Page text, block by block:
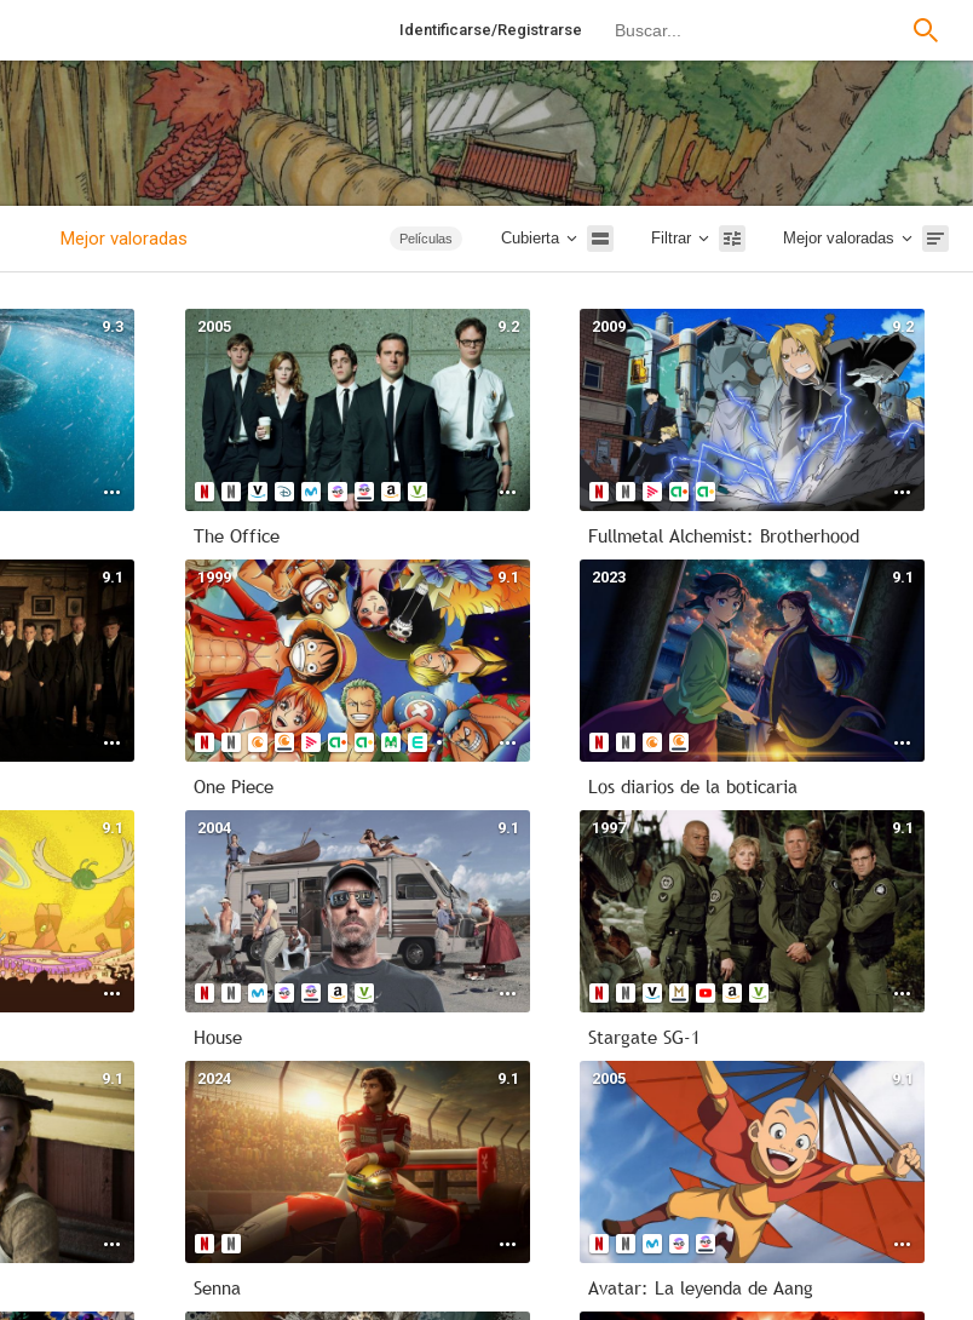
Identificarse/Registrarse
Mejor valoradas Películas
Series
Terror
Documentales
Animación
Romance
1874 - 2019
1874 - 2010
Rusia
1874 - 2015
Anime
2026
Acción
40m - 1h
20m
Cubierta Filtrar Mejor valoradas
9.3 9.2
2005
The Office
9.2
2009
Fullmetal Alchemist: Brotherhood
9.1 9.1
1999
One Piece
9.1
2023
Los diarios de la boticaria
9.1 9.1
2004
House
9.1
1997
Stargate SG-1
9.1 9.1
2024
Senna
9.1
2005
Avatar: La leyenda de Aang